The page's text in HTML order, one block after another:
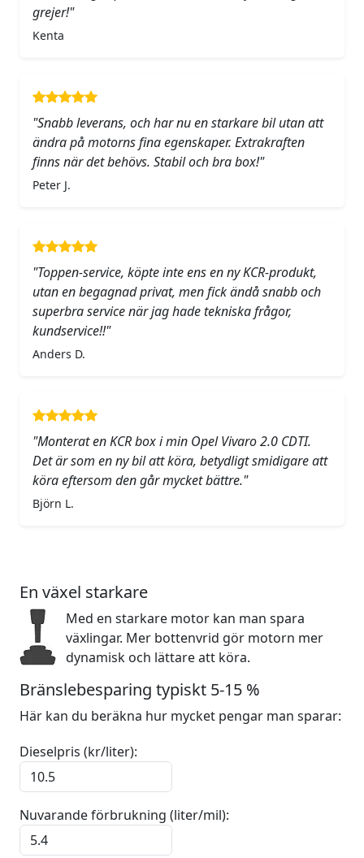
grejer!"
Kenta
"Snabb leverans, och har nu en starkare bil utan att
ändra på motorns fina egenskaper. Extrakraften
finns när det behövs. Stabil och bra box!"
Peter J.
"Toppen-service, köpte inte ens en ny KCR-produkt,
utan en begagnad privat, men fick ändå snabb och
superbra service när jag hade tekniska frågor,
kundservice!!"
Anders D.
"Monterat en KCR box i min Opel Vivaro 2.0 CDTI.
Det är som en ny bil att köra, betydligt smidigare att
köra eftersom den går mycket bättre."
Björn L.
En växel starkare
Med en starkare motor kan man spara
växlingar. Mer bottenvrid gör motorn mer
dynamisk och lättare att köra.
Bränslebesparing typiskt 5-15 %
Här kan du beräkna hur mycket pengar man sparar:
Dieselpris (kr/liter):
Nuvarande förbrukning (liter/mil):